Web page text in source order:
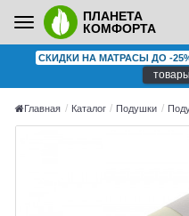
Toggle
navigation
ПЛАНЕТА
КОМФОРТА
СКИДКИ НА МАТРАСЫ ДО -
Главная Каталог Подушки